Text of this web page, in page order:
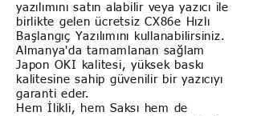
yazılımını satın alabilir veya yazıcı ile
birlikte gelen ücretsiz CX86e Hızlı
Başlangıç Yazılımını kullanabilirsiniz.
Almanya'da tamamlanan sağlam
Japon OKI kalitesi, yüksek baskı
kalitesine sahip güvenilir bir yazıcıyı
garanti eder.
Hem İlikli, hem Saksı hem de